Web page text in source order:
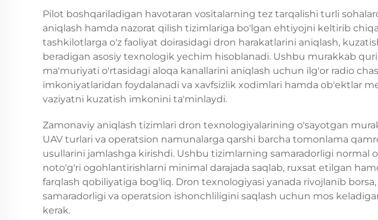
Pilot boshqariladigan havotaran vositalarning tez tarqalishi turli
aniqlash hamda nazorat qilish tizimlariga bo'lgan ehtiyojni keltirib
tashkilotlarga o'z faoliyat doirasidagi dron harakatlarini aniqlash,
beradigan asosiy texnologik yechim hisoblanadi. Ushbu murakkab
ma'muriyati o'rtasidagi aloqa kanallarini aniqlash uchun ilg'or radio
imkoniyatlaridan foydalanadi va xavfsizlik xodimlari hamda ob'ektlar
vaziyatni kuzatish imkonini ta'minlaydi.
Zamonaviy aniqlash tizimlari dron texnologiyalarining o'sayotgan
UAV turlari va operatsion namunalarga qarshi barcha tomonlama
usullarini jamlashga kirishdi. Ushbu tizimlarning samaradorligi normal
noto'g'ri ogohlantirishlarni minimal darajada saqlab, ruxsat etilgan
farqlash qobiliyatiga bog'liq. Dron texnologiyasi yanada rivojlanib
samaradorligi va operatsion ishonchliligini saqlash uchun mos
kerak.